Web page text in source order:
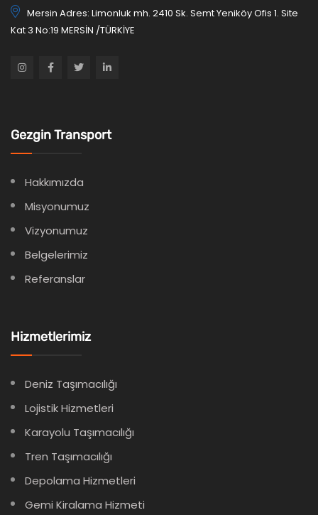
Mersin Adres: Limonluk mh. 2410 Sk. Semt Yeniköy Ofis 1. Site
Kat 3 No:19 MERSİN /TÜRKİYE
Gezgin Transport
Hakkımızda
Misyonumuz
Vizyonumuz
Belgelerimiz
Referanslar
Hizmetlerimiz
Deniz Taşımacılığı
Lojistik Hizmetleri
Karayolu Taşımacılığı
Tren Taşımacılığı
Depolama Hizmetleri
Gemi Kiralama Hizmeti